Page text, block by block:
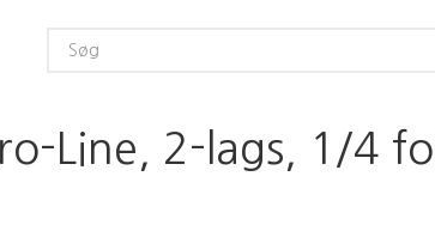
Line, 2-lags, 1/4